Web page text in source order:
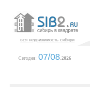
вся недвижимость сибири
Сегодня: 07/08 2026